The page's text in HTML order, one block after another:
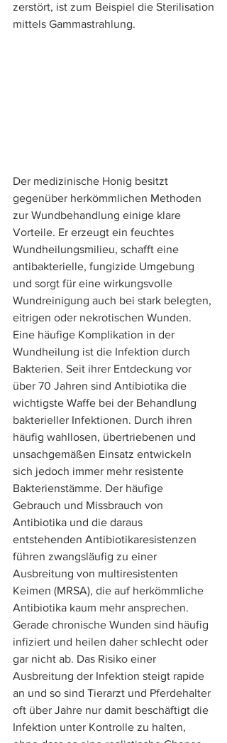
zerstört, ist zum Beispiel die Sterilisation
mittels Gammastrahlung.
Der medizinische Honig besitzt
gegenüber herkömmlichen Methoden
zur Wundbehandlung einige klare
Vorteile. Er erzeugt ein feuchtes
Wundheilungsmilieu, schafft eine
antibakterielle, fungizide Umgebung
und sorgt für eine wirkungsvolle
Wundreinigung auch bei stark belegten,
eitrigen oder nekrotischen Wunden. ​​
Eine häufige Komplikation in der
Wundheilung ist die Infektion durch
Bakterien. Seit ihrer Entdeckung vor
über 70 Jahren sind Antibiotika die
wichtigste Waffe bei der Behandlung
bakterieller Infektionen. Durch ihren
häufig wahllosen, übertriebenen und
unsachgemäßen Einsatz entwickeln
sich jedoch immer mehr resistente
Bakterienstämme. Der häufige
Gebrauch und Missbrauch von
Antibiotika und die daraus
entstehenden Antibiotikaresistenzen
führen zwangsläufig zu einer
Ausbreitung von multiresistenten
Keimen (MRSA), die auf herkömmliche
Antibiotika kaum mehr ansprechen.
Gerade chronische Wunden sind häufig
infiziert und heilen daher schlecht oder
gar nicht ab. Das Risiko einer
Ausbreitung der Infektion steigt rapide
an und so sind Tierarzt und Pferdehalter
oft über Jahre nur damit beschäftigt die
Infektion unter Kontrolle zu halten,